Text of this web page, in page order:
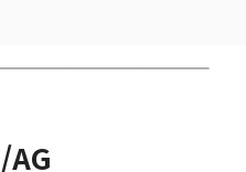
AG